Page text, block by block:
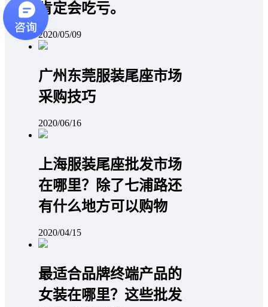
肯定会吃亏。
2020/05/09
广州东莞服装尾座市场
采购技巧
2020/06/16
上海服装尾座批发市场
在哪里？除了七浦路还
有什么地方可以购物
2020/04/15
最适合品牌终端产品的
女装在哪里？这些批发